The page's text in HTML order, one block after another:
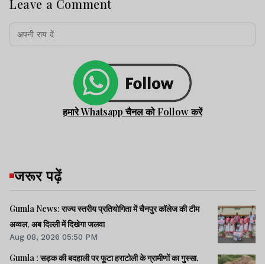
Leave a Comment
हमारे Whatsapp चैनल को Follow करें
जरूर पढ़ें
Gumla News: राज्य स्तरीय प्रतियोगिता में चैनपुर कॉलेज की टीम
अव्वल, अब दिल्ली में दिखेगा जलवा
Aug 08, 2026 05:50 PM
Gumla : सड़क की बदहाली पर फूटा हराटोली के ग्रामीणों का गुस्सा,